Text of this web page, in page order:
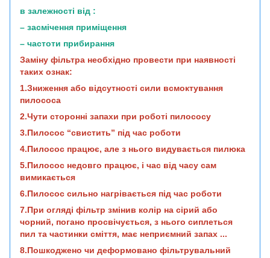
в залежності від :
– засмічення приміщення
– частоти прибирання
Заміну фільтра необхідно провести при наявності
таких ознак:
1.Зниження або відсутності сили всмоктування
пилососа
2.Чути сторонні запахи при роботі пилососу
3.Пилосос “свистить” під час роботи
4.Пилосос працює, але з нього видувається пилюка
5.Пилосос недовго працює, і час від часу сам
вимикається
6.Пилосос сильно нагрівається під час роботи
7.При огляді фільтр змінив колір на сірий або
чорний, погано просвічується, з нього сиплеться
пил та частинки сміття, має неприємний запах ...
8.Пошкоджено чи деформовано фільтрувальний